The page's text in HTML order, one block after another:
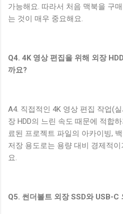
가능해요. 따라서 처음 맥북을 구
는 것이 매우 중요해요.
Q4. 4K 영상 편집을 위해 외장
까요?
A4. 직접적인 4K 영상 편집 작업(
장 HDD의 느린 속도 때문에 적합
료된 프로젝트 파일의 아카이빙,
저장 용도로는 용량 대비 경제적
요.
Q5. 썬더볼트 외장 SSD와 USB-C